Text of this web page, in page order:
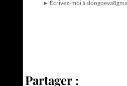
► Écrivez-moi à
Partager :